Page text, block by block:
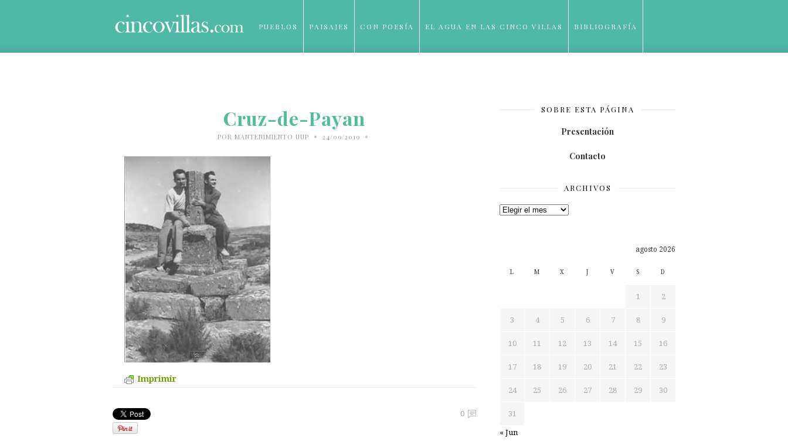
PUEBLOS PAISAJES CON POESÍA EL AGUA EN LAS CINCO VILLAS BIBLIOGRAFÍA
Cruz-de-Payan
POR MANTENIMIENTO UUP • 24/09/2019 •
Imprimir
0
SOBRE ESTA PÁGINA
Presentación
Contacto
ARCHIVOS
Archivos
agosto 2026
L M X J V S D
1 2
3 4 5 6 7 8 9
10 11 12 13 14 15 16
17 18 19 20 21 22 23
24 25 26 27 28 29 30
31
« Jun